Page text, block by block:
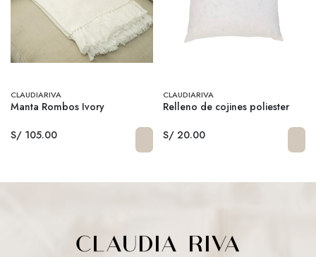
CLAUDIARIVA
Manta Rombos Ivory
S/ 105.00
CLAUDIARIVA
Relleno de cojines poliester
S/ 20.00